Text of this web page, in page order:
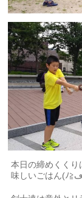
本日の締めくく